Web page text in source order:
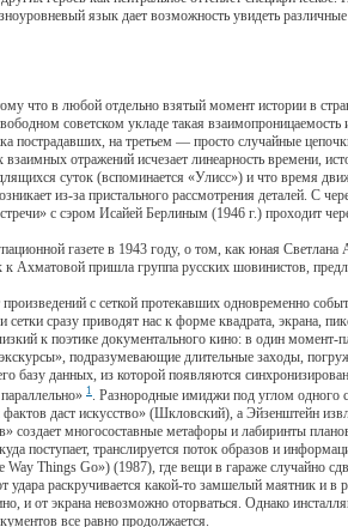
язык дает возможность увидеть
что в любой отдельно взятый момент истории в
советском укладе такая
на третьем — просто случайные
отражений исчезает линеарность времени,
суток (вспоминается «Улисс») и что время
из-за пристального рассмотрения деталей. С
с сэром Исайей Берлиным (1946 г.) проходит
газете в 1943 году, о том, как юная Светлана
Ахматовой пришла группа русских шовинистов,
с сеткой протекавших одновременно
сразу приводят нас к форме квадрата, экрана,
к поэтике документального кино: в один
подразумевающие длительные заходы,
базу данных, из которой появляются
1
. Разнородные имиджи под углом одного
даст искусство» (Шкловский), а Эйзенштейн
создает многосоставные метафоры и лабиринты
поступает, транслируется поток образов и
Things Go») (1987), где вещи в гараже случайно
удара раскручивается какой-то замшелый маятник и
и от экрана невозможно оторваться. Однако
все равно продолжается.